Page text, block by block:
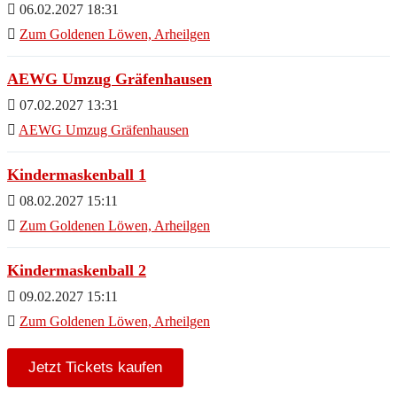
06.02.2027 18:31
Zum Goldenen Löwen, Arheilgen
AEWG Umzug Gräfenhausen
07.02.2027 13:31
AEWG Umzug Gräfenhausen
Kindermaskenball 1
08.02.2027 15:11
Zum Goldenen Löwen, Arheilgen
Kindermaskenball 2
09.02.2027 15:11
Zum Goldenen Löwen, Arheilgen
Jetzt Tickets kaufen